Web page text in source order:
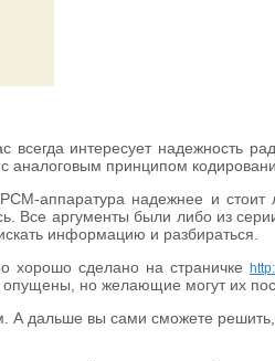
интересует надежность
аналоговым принципом
аппаратура надежнее и
Все аргументы были либо из
информацию и разбираться.
хорошо сделано на страничке
но желающие могут их
А дальше вы сами сможете